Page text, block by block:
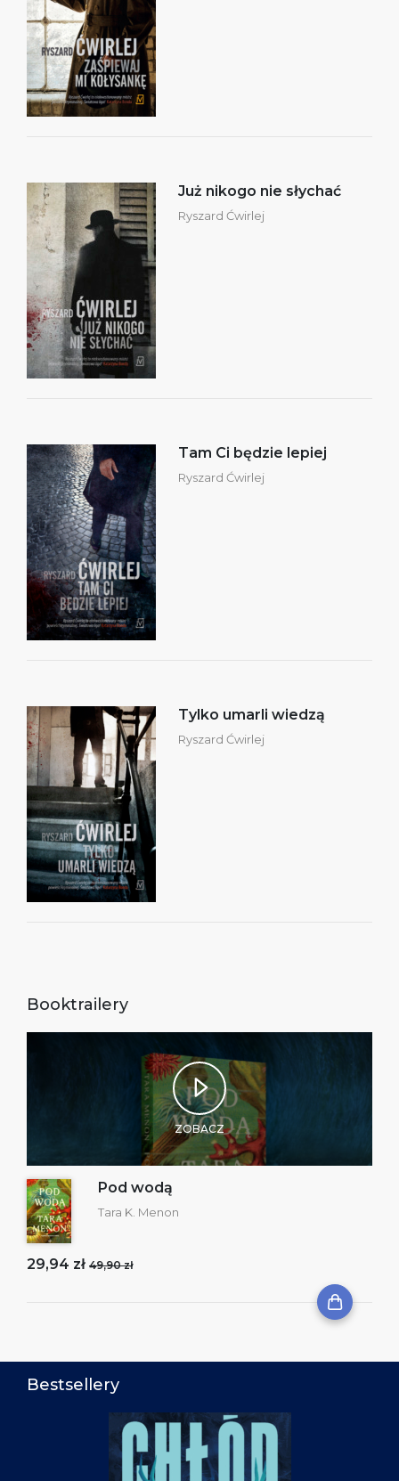
Już nikogo nie słychać
Ryszard Ćwirlej
Tam Ci będzie lepiej
Ryszard Ćwirlej
Tylko umarli wiedzą
Ryszard Ćwirlej
Booktrailery
ZOBACZ
Pod wodą
Tara K. Menon
29,94 zł 49,90 zł
Bestsellery